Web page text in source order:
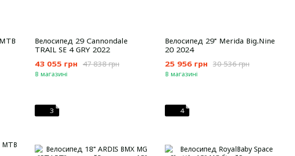
Велосипед 29 Cannondale
TRAIL SE 4 GRY 2022
47 838 грн
43 055 грн
В магазині
Велосипед 29" Merida Big.Nine
20 2024
30 536 грн
25 956 грн
В магазині
3 4